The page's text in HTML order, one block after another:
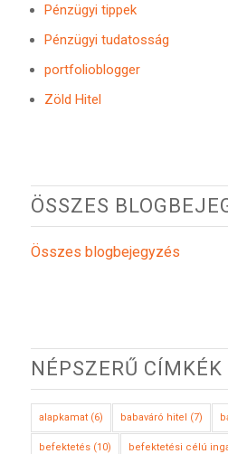
Pénzügyi tippek
Pénzügyi tudatosság
portfolioblogger
Zöld Hitel
ÖSSZES
Összes blogbejegyzés
NÉPSZERŰ CÍMKÉK
alapkamat(6) babaváró hitel (7)
befektetés(10) befektetési célú